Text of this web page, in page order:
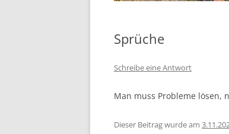
Sprüche
Schreibe eine Antwort
Man muss Probleme lösen,
Dieser Beitrag wurde am